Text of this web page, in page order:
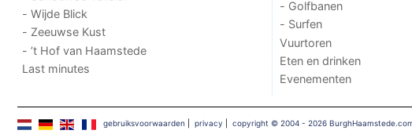
- Wijde Blick
- Zeeuwse Kust
- ’t Hof van Haamstede
Last minutes
- Golfbanen
- Surfen
Vuurtoren
Eten en drinken
Evenementen
gebruiksvoorwaarden privacy copyright © 2004 - 2026